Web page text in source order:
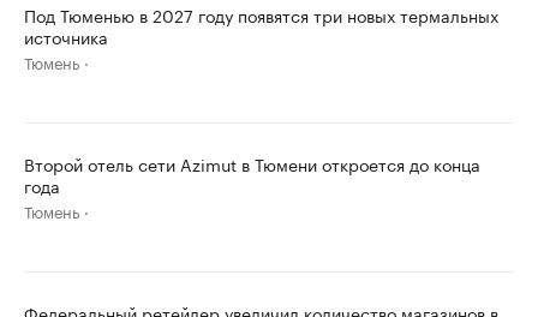
Под Тюменью в 2027 году появятся три новых термальных
источника
Тюмень
Второй отель сети Azimut в Тюмени откроется до конца
года
Тюмень